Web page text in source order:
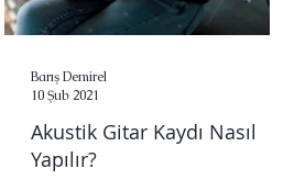
Akustik Gitar Kaydı Nasıl
Yapılır?
Barış Demirel
10 Şub 2021